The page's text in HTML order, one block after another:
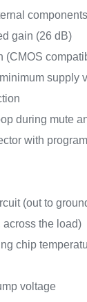
gain (26 dB)
(CMOS
supply
during mute
with
(out to
across the load)
chip
voltage